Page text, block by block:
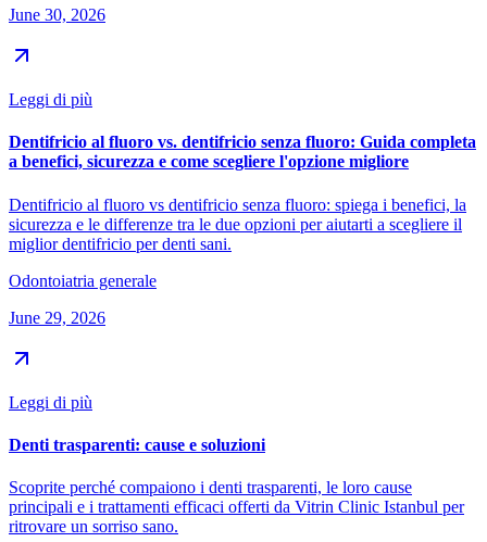
June 30, 2026
Leggi di più
Dentifricio al fluoro vs. dentifricio senza fluoro: Guida completa
a benefici, sicurezza e come scegliere l'opzione migliore
Dentifricio al fluoro vs dentifricio senza fluoro: spiega i benefici, la
sicurezza e le differenze tra le due opzioni per aiutarti a scegliere il
miglior dentifricio per denti sani.
Odontoiatria generale
June 29, 2026
Leggi di più
Denti trasparenti: cause e soluzioni
Scoprite perché compaiono i denti trasparenti, le loro cause
principali e i trattamenti efficaci offerti da Vitrin Clinic Istanbul per
ritrovare un sorriso sano.